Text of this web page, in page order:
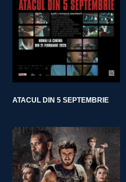
ATACUL DIN 5 SEPTEMBRIE